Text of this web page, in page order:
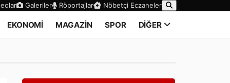
Galeriler Röportajlar Nöbetçi Eczaneler
EKONOMİ MAGAZİN SPOR DİĞER